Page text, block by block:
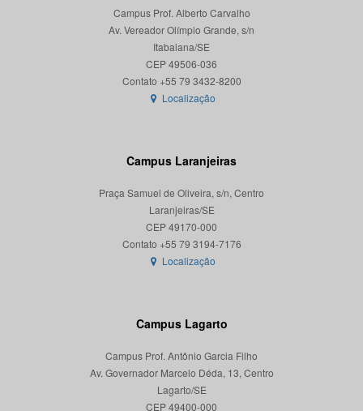
Campus Prof. Alberto Carvalho
Av. Vereador Olímpio Grande, s/n
Itabaiana/SE
CEP 49506-036
Localização
Campus Laranjeiras
Praça Samuel de Oliveira, s/n, Centro
Laranjeiras/SE
CEP 49170-000
Localização
Campus Lagarto
Campus Prof. Antônio Garcia Filho
Av. Governador Marcelo Déda, 13, Centro
Lagarto/SE
CEP 49400-000